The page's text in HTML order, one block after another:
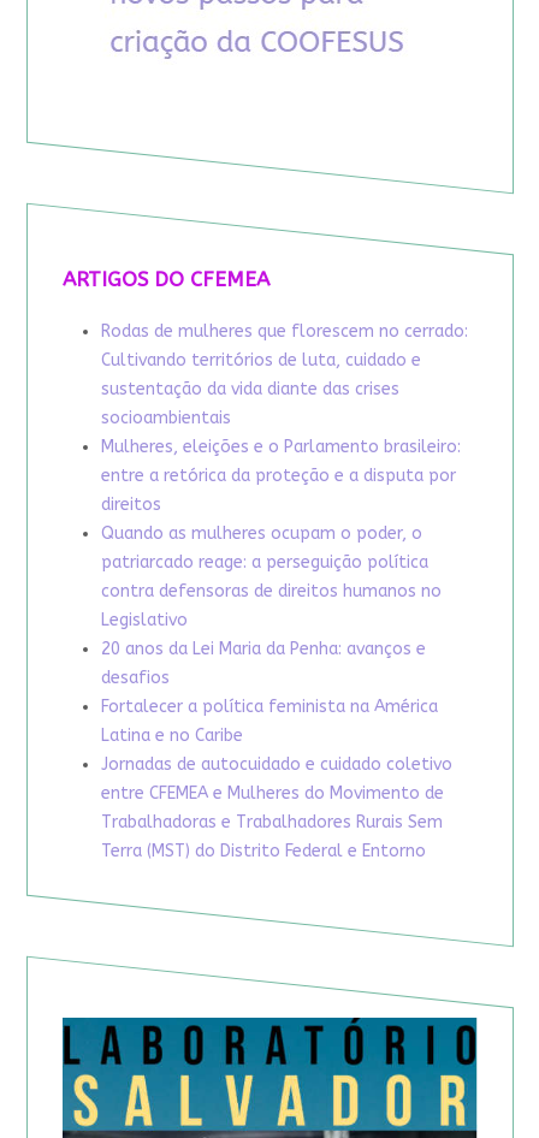
ARTIGOS DO CFEMEA
Rodas de mulheres que florescem no cerrado:
Cultivando territórios de luta, cuidado e
sustentação da vida diante das crises
socioambientais
Mulheres, eleições e o Parlamento brasileiro:
entre a retórica da proteção e a disputa por
direitos
Quando as mulheres ocupam o poder, o
patriarcado reage: a perseguição política
contra defensoras de direitos humanos no
Legislativo
20 anos da Lei Maria da Penha: avanços e
desafios
Fortalecer a política feminista na América
Latina e no Caribe
Jornadas de autocuidado e cuidado coletivo
entre CFEMEA e Mulheres do Movimento de
Trabalhadoras e Trabalhadores Rurais Sem
Terra (MST) do Distrito Federal e Entorno